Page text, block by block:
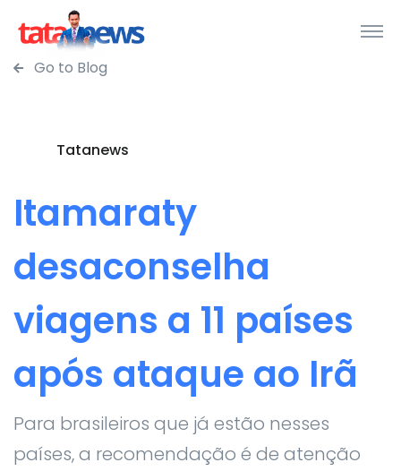
Go to Blog
Tatanews
Itamaraty
desaconselha
viagens a 11 países
após ataque ao Irã
Para brasileiros que já estão nesses
países, a recomendação é de atenção